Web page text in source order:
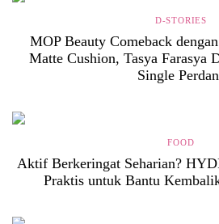
D-STORIES
MOP Beauty Comeback
Matte Cushion, Tasya Farasya
Single
FOOD
Aktif Berkeringat Seharian?
Praktis untuk Bantu